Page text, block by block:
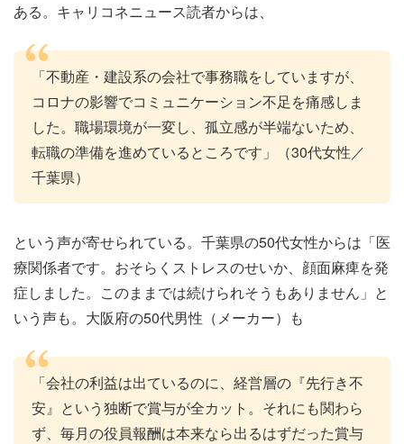
ある。キャリコネニュース読者からは、
「不動産・建設系の会社で事務職をしていますが、
コロナの影響でコミュニケーション不足を痛感しま
した。職場環境が一変し、孤立感が半端ないため、
転職の準備を進めているところです」（30代女性／
千葉県）
という声が寄せられている。千葉県の50代女性からは「医
療関係者です。おそらくストレスのせいか、顔面麻痺を発
症しました。このままでは続けられそうもありません」と
いう声も。大阪府の50代男性（メーカー）も
「会社の利益は出ているのに、経営層の『先行き不
安』という独断で賞与が全カット。それにも関わら
ず、毎月の役員報酬は本来なら出るはずだった賞与